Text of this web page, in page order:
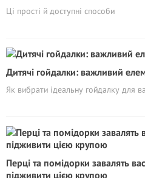
Ці прості й доступні способи
Дитячі гойдалки: важливий
Як вибрати ідеальну гойдалку для
Перці та помідорки завалять
підживити цією крупою